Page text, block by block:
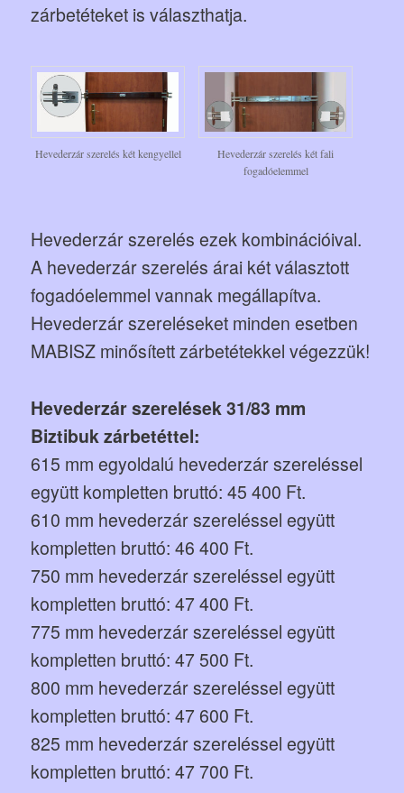
zárbetéteket is választhatja.
Hevederzár szerelés két kengyellel
Hevederzár szerelés két fali
fogadóelemmel
Hevederzár szerelés ezek kombinációival.
A hevederzár szerelés árai két választott
fogadóelemmel vannak megállapítva.
Hevederzár szereléseket minden esetben
MABISZ minősített zárbetétekkel végezzük!
Hevederzár szerelések 31/83 mm
Biztibuk zárbetéttel:
615 mm egyoldalú hevederzár szereléssel
együtt kompletten bruttó: 45 400 Ft.
610 mm hevederzár szereléssel együtt
kompletten bruttó: 46 400 Ft.
750 mm hevederzár szereléssel együtt
kompletten bruttó: 47 400 Ft.
775 mm hevederzár szereléssel együtt
kompletten bruttó: 47 500 Ft.
800 mm hevederzár szereléssel együtt
kompletten bruttó: 47 600 Ft.
825 mm hevederzár szereléssel együtt
kompletten bruttó: 47 700 Ft.